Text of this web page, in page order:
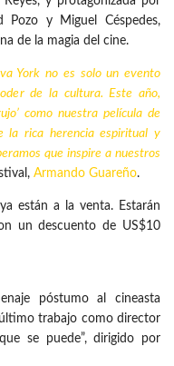
Pozo y Miguel Céspedes,
de la magia del cine.
York no es solo un evento
de la cultura. Este año,
como nuestra película de
la rica herencia espiritual y
que inspire a nuestros
Armando Guareño.
están a la venta. Estarán
un descuento de US$10
póstumo al cineasta
trabajo como director
se puede”, dirigido por